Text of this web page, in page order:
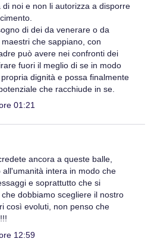
noi e non li autorizza a disporre
di dei da venerare o da
che sappiano, con
può avere nei confronti dei
fuori il meglio di se in modo
dignità e possa finalmente
che racchiude in se.
01:21
ancora a queste balle,
intera in modo che
e soprattutto che si
dobbiamo scegliere il nostro
così evoluti, non penso che
12:59